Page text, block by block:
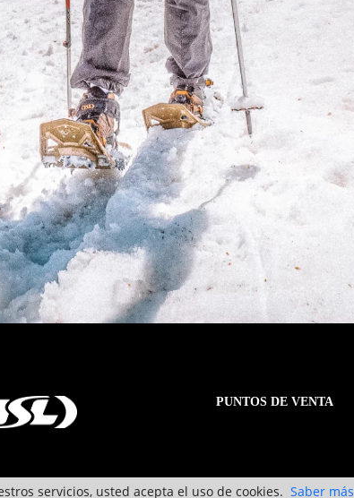
PUNTOS DE VENTA
servicios, usted acepta el uso de cookies. Saber más